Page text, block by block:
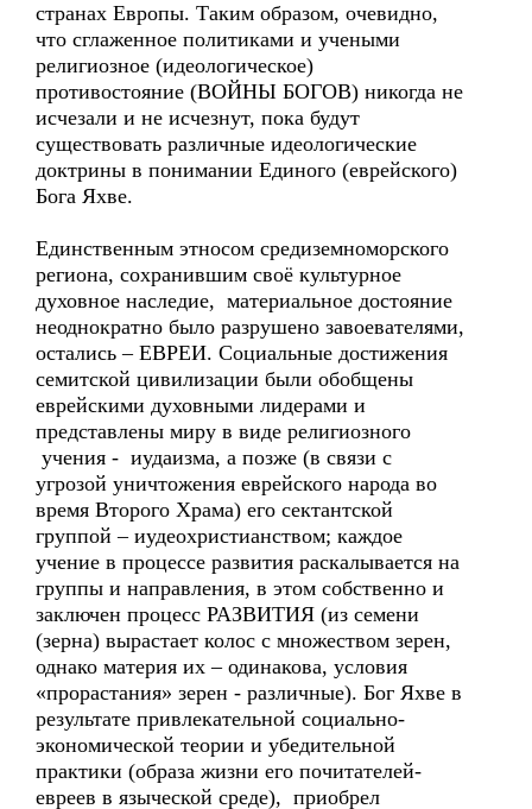
странах Европы. Таким образом, очевидно,
что сглаженное политиками и учеными
религиозное (идеологическое)
противостояние (ВОЙНЫ БОГОВ) никогда не
исчезали и не исчезнут, пока будут
существовать различные идеологические
доктрины в понимании Единого (еврейского)
Бога Яхве.
Единственным этносом средиземноморского
региона, сохранившим своё культурное
духовное наследие, материальное достояние
неоднократно было разрушено завоевателями,
остались – ЕВРЕИ. Социальные достижения
семитской цивилизации были обобщены
еврейскими духовными лидерами и
представлены миру в виде религиозного
учения - иудаизма, а позже (в связи с
угрозой уничтожения еврейского народа во
время Второго Храма) его сектантской
группой – иудеохристианством; каждое
учение в процессе развития раскалывается на
группы и направления, в этом собственно и
заключен процесс РАЗВИТИЯ (из семени
(зерна) вырастает колос с множеством зерен,
однако материя их – одинакова, условия
«прорастания» зерен - различные). Бог Яхве в
результате привлекательной социально-
экономической теории и убедительной
практики (образа жизни его почитателей-
евреев в языческой среде), приобрел